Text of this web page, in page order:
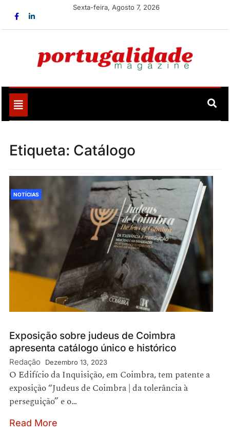
Sexta-feira, Agosto 7, 2026
Portugalidade
Toggle
navigation
Etiqueta: Catálogo
NOTÍCIAS
Exposição sobre judeus de Coimbra
apresenta catálogo único e histórico
Redação Dezembro 13, 2023
O Edifício da Inquisição, em Coimbra, tem patente a
exposição “Judeus de Coimbra | da tolerância à
perseguição” e o…
Read More